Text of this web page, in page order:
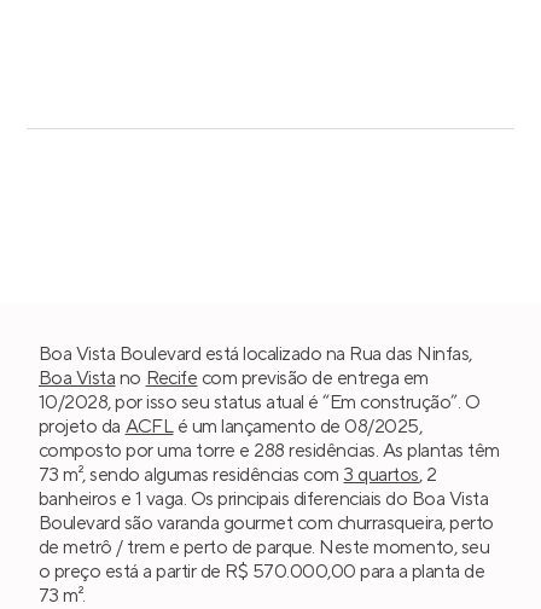
Boa Vista Boulevard está localizado na Rua das Ninfas,
Boa Vista no Recife com previsão de entrega em
10/2028, por isso seu status atual é “Em construção”. O
projeto da ACFLé um lançamento de 08/2025,
composto por uma torre e 288 residências. As plantas têm
73 m², sendo algumas residências com 3 quartos, 2
banheiros e 1 vaga. Os principais diferenciais do Boa Vista
Boulevard são varanda gourmet com churrasqueira, perto
de metrô / trem e perto de parque. Neste momento, seu
o preço está a partir de R$ 570.000,00 para a planta de
73 m².